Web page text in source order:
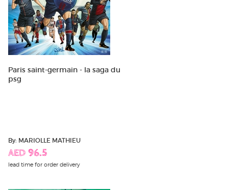
Paris saint-germain - la saga du
psg
By: MARIOLLE MATHIEU
AED 96.5
lead time for order delivery